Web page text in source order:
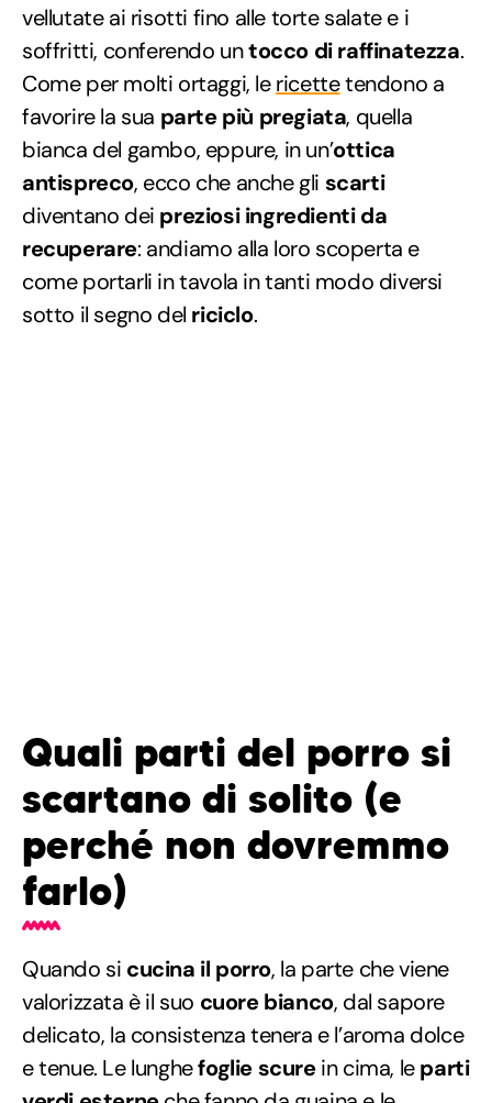
vellutate ai risotti fino alle torte salate e i
soffritti, conferendo untocco di raffinatezza.
Come per molti ortaggi, lericettetendono a
favorire la sua parte più pregiata, quella
bianca del gambo, eppure, in un’ottica
antispreco, ecco che anche gli scarti
diventano dei preziosi ingredienti da
recuperare: andiamo alla loro scoperta e
come portarli in tavola in tanti modo diversi
sotto il segno del riciclo.
Quali parti del porro si
scartano di solito (e
perché non dovremmo
farlo)
Quando si cucina il porro, la parte che viene
valorizzata è il suo cuore bianco, dal sapore
delicato, la consistenza tenera e l’aroma dolce
e tenue. Le lunghefoglie scurein cima, leparti